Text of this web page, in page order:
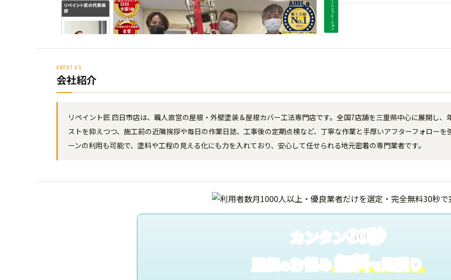
ABOUT US
会社紹介
リペイント匠 四日市店は、職人直営の屋根・外壁塗装＆屋根カバー工法専門店です。全国7店舗を三重県中心に展開し
ストを抑えつつ、施工前の近隣挨拶や毎日の作業日誌、工事後の定期点検など、丁寧な作業と手厚いアフターフォロー
ーンの利用も可能で、塗料や工程の見える化にも力を入れており、安心して任せられる地元密着の専門業者です。
カンタン60秒
屋根のお悩み無料で見積り